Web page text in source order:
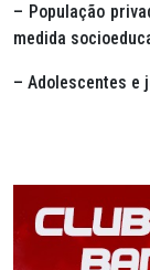
– População
medida
– Adolescentes e